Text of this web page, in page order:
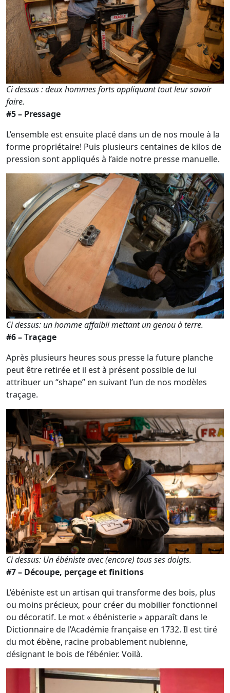
Ci dessus : deux hommes forts appliquant tout leur savoir
faire.
#5 – Pressage
L’ensemble est ensuite placé dans un de nos moule à la
forme propriétaire! Puis plusieurs centaines de kilos de
pression sont appliqués à l’aide notre presse manuelle.
Ci dessus: un homme affaibli mettant un genou à terre.
#6 –Traçage
Après plusieurs heures sous presse la future planche
peut être retirée et il est à présent possible de lui
attribuer un “shape” en suivant l’un de nos modèles
traçage.
Ci dessus: Un ébéniste avec (encore) tous ses doigts.
#7 – Découpe, perçage et finitions
L’ébéniste est un artisan qui transforme des bois, plus
ou moins précieux, pour créer du mobilier fonctionnel
ou décoratif. Le mot « ébénisterie » apparaît dans le
Dictionnaire de l’Académie française en 1732. Il est tiré
du mot ébène, racine probablement nubienne,
désignant le bois de l’ébénier. Voilà.